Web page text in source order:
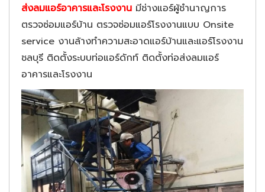
ส่งลมแอร์อาคารและโรงงาน มีช่างแอร์ผู้ชำนาญการ
ตรวจซ่อมแอร์บ้าน ตรวจซ่อมแอร์โรงงานแบบ Onsite
service งานล้างทำความสะอาดแอร์บ้านและแอร์โรงงาน
ชลบุรี ติดตั้งระบบท่อแอร์ดักท์ ติดตั้งท่อส่งลมแอร์
อาคารและโรงงาน